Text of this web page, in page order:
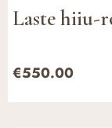
Laste hiiu-
€550.00